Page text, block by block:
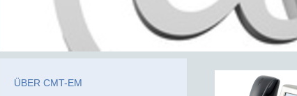
ÜBER CMT-EM